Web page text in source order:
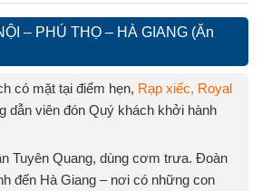
– PHÚ THỌ – HÀ GIANG (Ăn
có mặt tại điểm hẹn, Rạp xiếc, Royal
viên đón Quý khách khởi hành
Tuyên Quang, dùng cơm trưa. Đoàn
đến Hà Giang – nơi có những con